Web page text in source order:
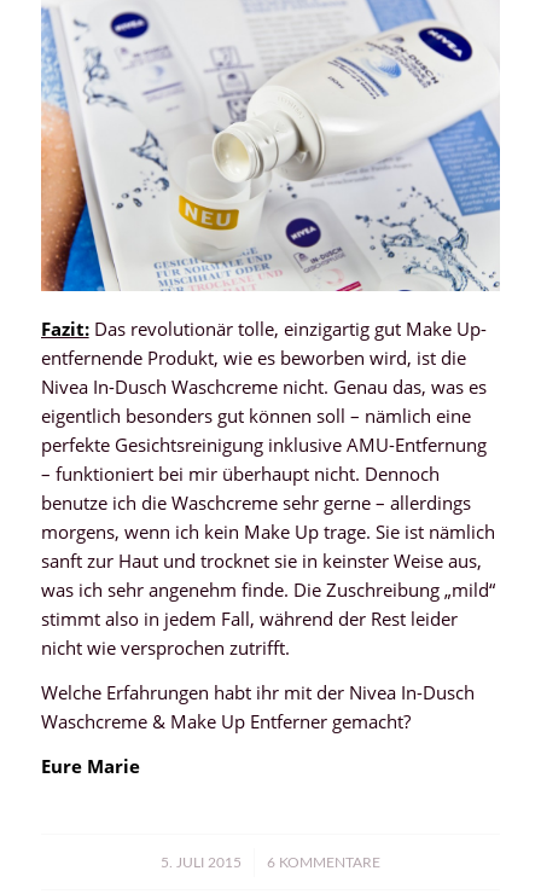
Fazit:Das revolutionär tolle, einzigartig gut Make Up-
entfernende Produkt, wie es beworben wird, ist die
Nivea In-Dusch Waschcreme nicht. Genau das, was es
eigentlich besonders gut können soll – nämlich eine
perfekte Gesichtsreinigung inklusive AMU-Entfernung
– funktioniert bei mir überhaupt nicht. Dennoch
benutze ich die Waschcreme sehr gerne – allerdings
morgens, wenn ich kein Make Up trage. Sie ist nämlich
sanft zur Haut und trocknet sie in keinster Weise aus,
was ich sehr angenehm finde. Die Zuschreibung „mild“
stimmt also in jedem Fall, während der Rest leider
nicht wie versprochen zutrifft.
Welche Erfahrungen habt ihr mit der Nivea In-Dusch
Waschcreme & Make Up Entferner gemacht?
Eure Marie
5. JULI 2015
/ 6 KOMMENTARE